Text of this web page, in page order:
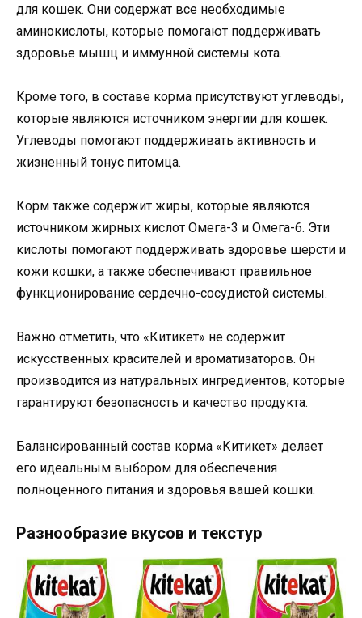
для кошек. Они содержат все необходимые
аминокислоты, которые помогают поддерживать
здоровье мышц и иммунной системы кота.
Кроме того, в составе корма присутствуют углеводы,
которые являются источником энергии для кошек.
Углеводы помогают поддерживать активность и
жизненный тонус питомца.
Корм также содержит жиры, которые являются
источником жирных кислот Омега-3 и Омега-6. Эти
кислоты помогают поддерживать здоровье шерсти и
кожи кошки, а также обеспечивают правильное
функционирование сердечно-сосудистой системы.
Важно отметить, что «Китикет» не содержит
искусственных красителей и ароматизаторов. Он
производится из натуральных ингредиентов, которые
гарантируют безопасность и качество продукта.
Балансированный состав корма «Китикет» делает
его идеальным выбором для обеспечения
полноценного питания и здоровья вашей кошки.
Разнообразие вкусов и текстур